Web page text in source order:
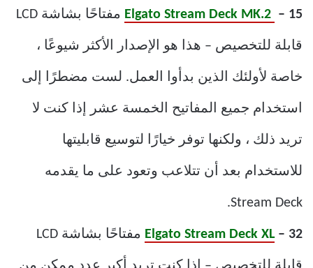
Elgato Stream Deck MK.2 – 15 مفتاحًا بشاشة LCD
قابلة للتخصيص – هذا هو الإصدار الأكثر شيوعًا ،
خاصة لأولئك الذين بدأوا العمل. لست مضطرًا إلى
استخدام جميع المفاتيح الخمسة عشر إذا كنت لا
تريد ذلك ، ولكنها توفر خيارًا لتوسيع قابليتها
للاستخدام بعد أن تتلاعب وتعود على ما يقدمه
Stream Deck.
Elgato Stream Deck XL– 32 مفتاحًا بشاشة LCD